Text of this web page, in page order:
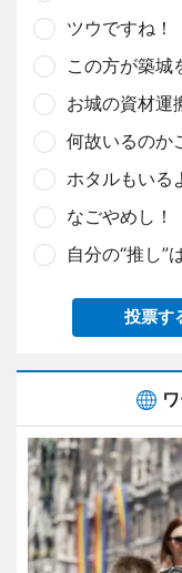
ツウですね
この方が築
お城の資材
何故いるの
ホタルもい
なごやめし
自分の“推し”
投票す